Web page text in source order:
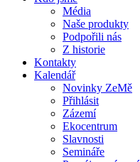
Média
Naše produkty
Podpořili nás
Z historie
Kontakty
Kalendář
Novinky ZeMě
Přihlásit
Zázemí
Ekocentrum
Slavnosti
Semináře